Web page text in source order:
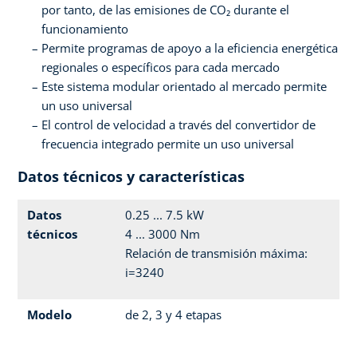
por tanto, de las emisiones de CO₂ durante el
funcionamiento
Permite programas de apoyo a la eficiencia energética
regionales o específicos para cada mercado
Este sistema modular orientado al mercado permite
un uso universal
El control de velocidad a través del convertidor de
frecuencia integrado permite un uso universal
Datos técnicos y características
Datos
técnicos
0.25 ... 7.5 kW
4 ... 3000 Nm
Relación de transmisión máxima:
i=3240
Modelo de 2, 3 y 4 etapas